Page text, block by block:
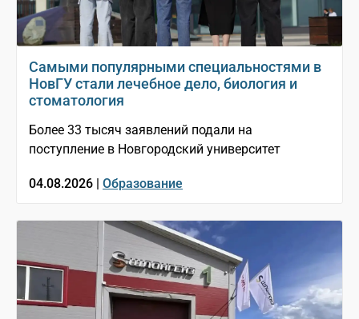
Самыми популярными специальностями в
НовГУ стали лечебное дело, биология и
стоматология
Более 33 тысяч заявлений подали на
поступление в Новгородский университет
04.08.2026 | Образование